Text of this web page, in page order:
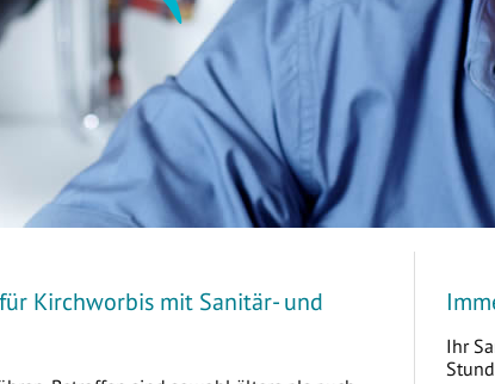
Kirchworbis mit Sanitär- und
Ihr